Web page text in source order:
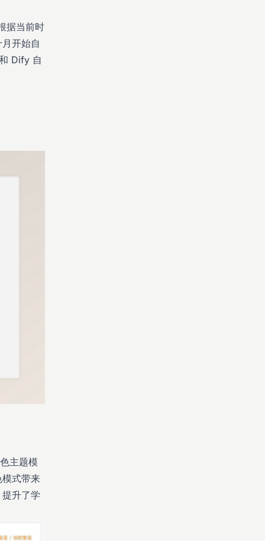
据当前时
开始自
Dify 自
主题模
式带来
升了学